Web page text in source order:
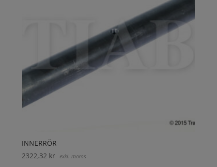
INNERRÖR
2322,32 kr exkl. moms